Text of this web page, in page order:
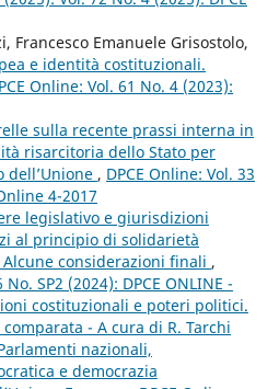
Francesco Emanuele Grisostolo,
e identità costituzionali.
Online: Vol. 61 No. 4 (2023):
sulla recente prassi interna in
risarcitoria dello Stato per
, DPCE Online: Vol. 33
4-2017
legislativo e giurisdizioni
al principio di solidarietà
considerazioni finali ,
SP2 (2024): DPCE ONLINE -
costituzionali e poteri politici.
- A cura di R. Tarchi
nazionali,
e democrazia